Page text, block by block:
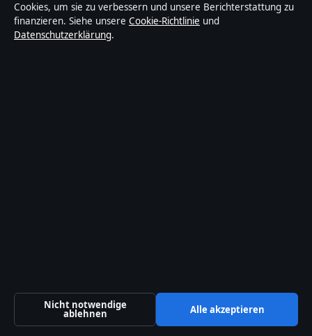
Lokal
© 2026 Medienlinker
Cookies, um sie zu verbessern und unsere Berichterstattung zu
finanzieren. Siehe unsere Cookie-Richtlinie und
Datenschutzerklärung.
Nicht notwendige
ablehnen Alle akzeptieren